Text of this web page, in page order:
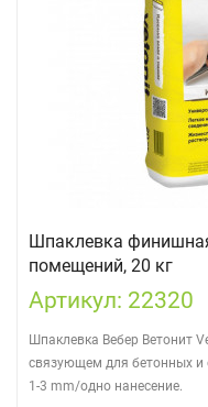
Шпаклевка
помещений, 20 кг
Артикул: 22320
Шпаклевка Вебер Ветонит
связующем для бетонных и
1-3 mm/одно нанесение.